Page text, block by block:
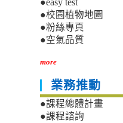
●easy test
●校園植物地圖
●粉絲專頁
●空氣品質
more
業務推動
●課程總體計畫
●課程諮詢